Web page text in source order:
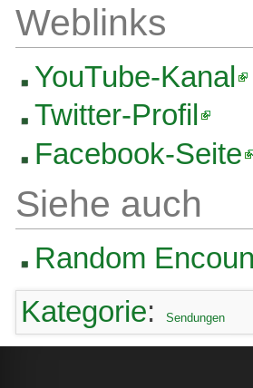
Weblinks
YouTube-Kanal
Twitter-Profil
Facebook-Seite
Siehe auch
Random
Kategorie: Sendungen